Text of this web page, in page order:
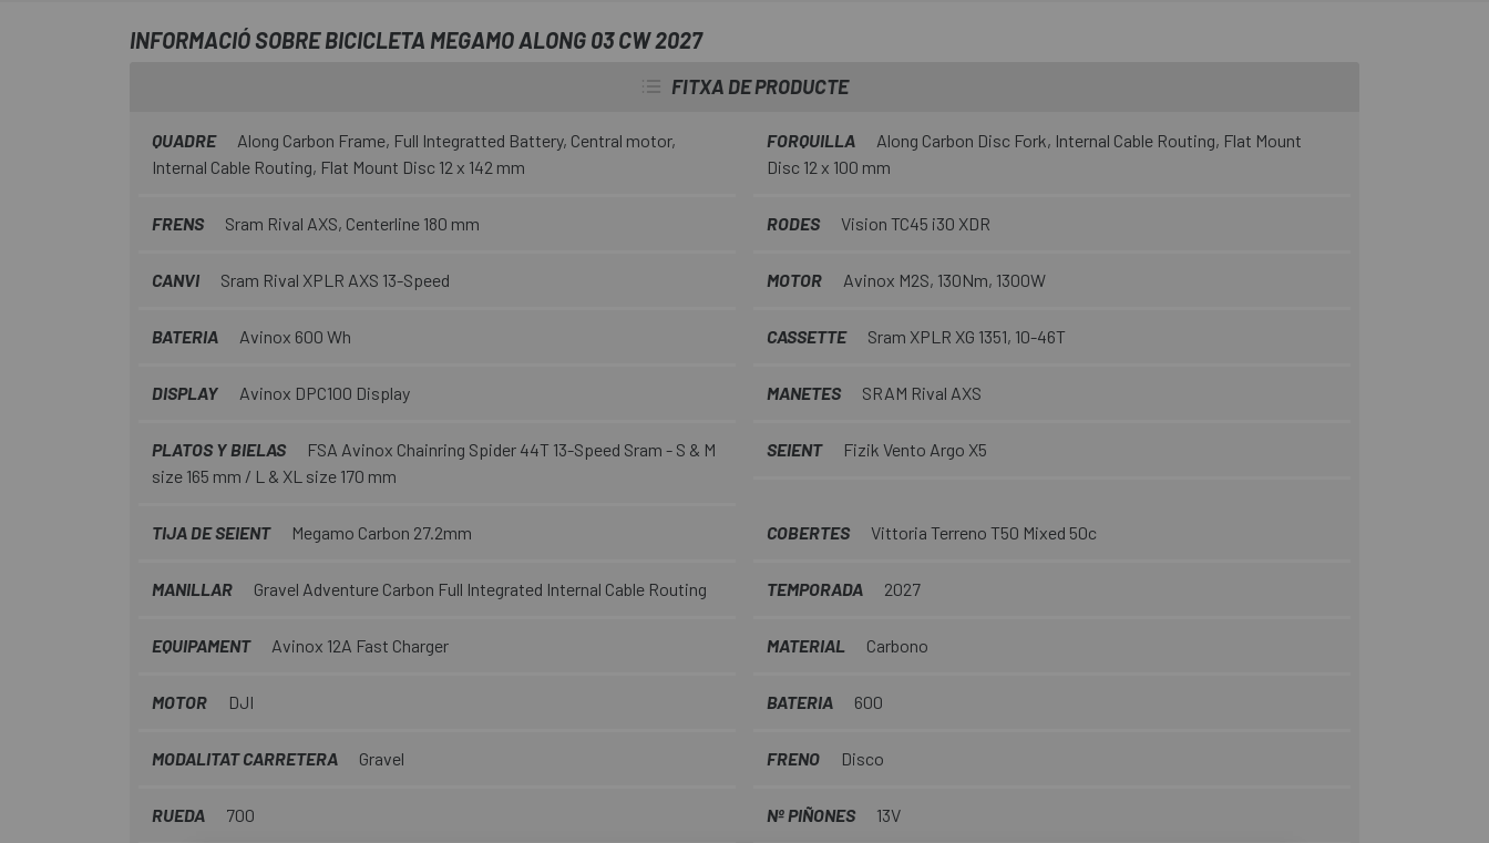
INFORMACIÓ SOBRE BICICLETA MEGAMO ALONG 03 CW 2027
FITXA DE PRODUCTE
QUADRE
Along Carbon Frame, Full Integratted Battery, Central motor,
Internal Cable Routing, Flat Mount Disc 12 x 142 mm
FORQUILLA
Along Carbon Disc Fork, Internal Cable Routing, Flat Mount
Disc 12 x 100 mm
FRENS Sram Rival AXS, Centerline 180 mm RODES Vision TC45 i30 XDR
CANVI Sram Rival XPLR AXS 13-Speed MOTOR Avinox M2S, 130Nm, 1300W
BATERIA Avinox 600 Wh CASSETTE Sram XPLR XG 1351, 10-46T
DISPLAY Avinox DPC100 Display MANETES SRAM Rival AXS
PLATOS Y BIELAS
FSA Avinox Chainring Spider 44T 13-Speed Sram - S & M
size 165 mm / L & XL size 170 mm
SEIENT Fizik Vento Argo X5
TIJA DE SEIENT Megamo Carbon 27.2mm COBERTES Vittoria Terreno T50 Mixed 50c
MANILLAR Gravel Adventure Carbon Full Integrated Internal Cable Routing TEMPORADA 2027
EQUIPAMENT Avinox 12A Fast Charger MATERIAL Carbono
MOTOR DJI BATERIA 600
MODALITAT CARRETERA Gravel FRENO Disco
RUEDA 700 Nº PIÑONES 13V